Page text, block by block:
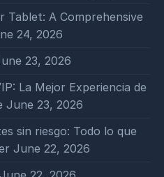
Tablet: A Comprehensive
24, 2026
23, 2026
La Mejor Experiencia de
June 23, 2026
sin riesgo: Todo lo que
June 22, 2026